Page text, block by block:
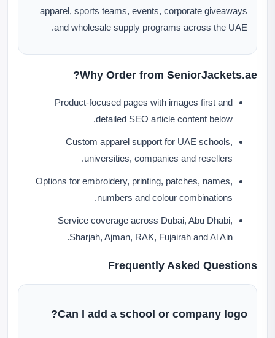
apparel, sports teams, events, corporate giveaways
and wholesale supply programs across the UAE.
Why Order from SeniorJackets.ae?
Product-focused pages with images first and
detailed SEO article content below.
Custom apparel support for UAE schools,
universities, companies and resellers.
Options for embroidery, printing, patches, names,
numbers and colour combinations.
Service coverage across Dubai, Abu Dhabi,
Sharjah, Ajman, RAK, Fujairah and Al Ain.
Frequently Asked Questions
Can I add a school or company logo?